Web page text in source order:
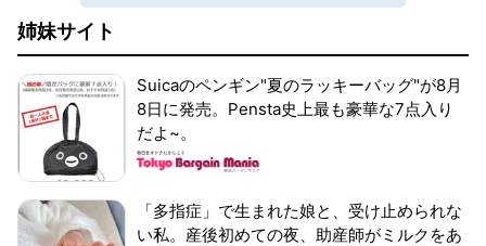
姉妹サイト
Suicaのペンギン"夏のラッキーバッグ"が8月
8日に発売。Pensta史上最も豪華な7点入り
だよ~。
「多指症」で生まれた娘と、受け止められな
い私。産後初めての夜、助産師がミルクをあ